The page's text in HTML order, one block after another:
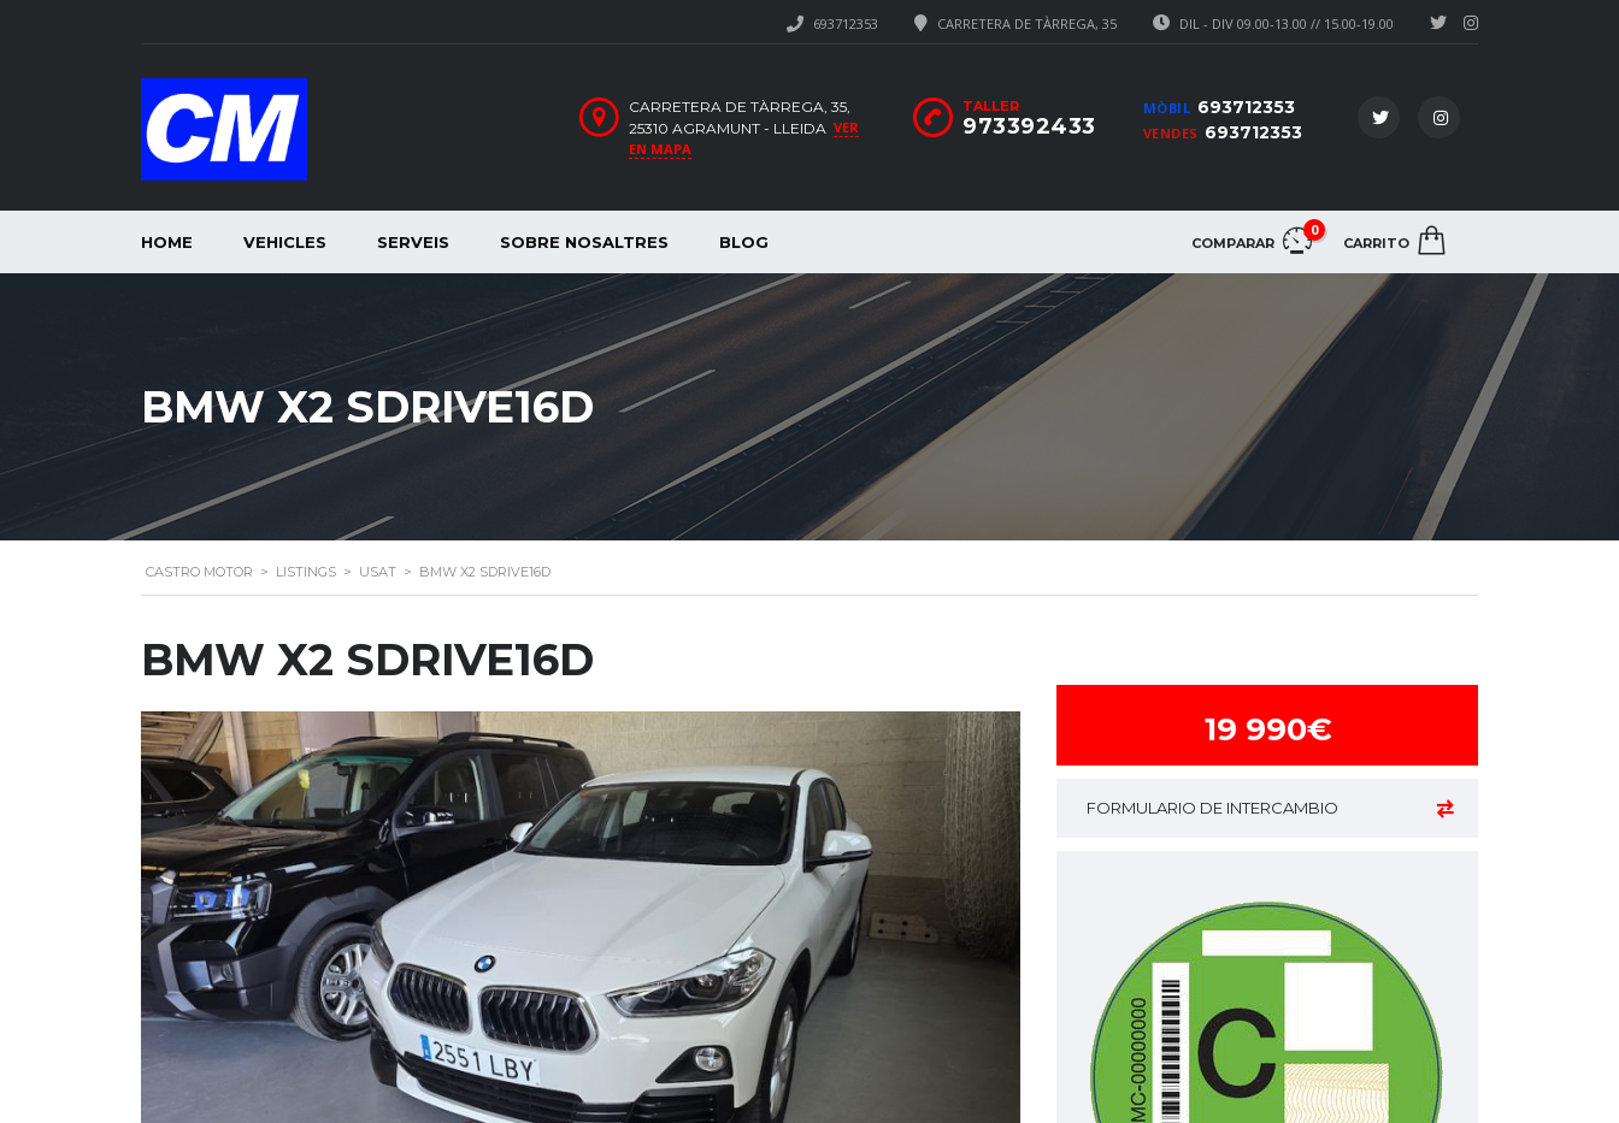
DIL - DIV 09.00-13.00 // 15.00-19.00
CARRETERA DE TÀRREGA, 35
693712353
MÒBIL 693712353
VENDES 693712353
TALLER
973392433
CARRETERA DE TÀRREGA, 35,
25310 AGRAMUNT - LLEIDA VER
EN MAPA
COMPARAR
0
CARRITO
HOME VEHICLES SERVEIS SOBRE NOSALTRES BLOG
BMW X2 SDRIVE16D
CASTRO MOTOR > LISTINGS > USAT > BMW X2 SDRIVE16D
BMW X2 SDRIVE16D
19 990€
FORMULARIO DE INTERCAMBIO